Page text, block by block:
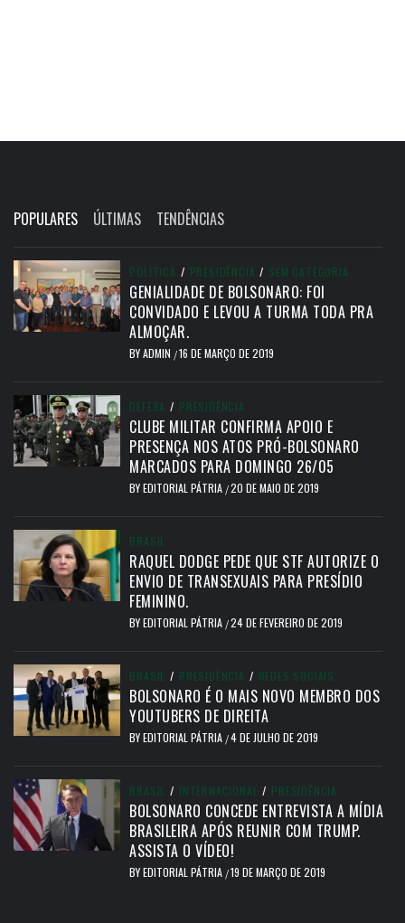
POPULARES ÚLTIMAS TENDÊNCIAS
POLÍTICA / PRESIDÊNCIA / SEM CATEGORIA
GENIALIDADE DE BOLSONARO: FOI
CONVIDADO E LEVOU A TURMA TODA PRA
ALMOÇAR.
BYADMIN /16 DE MARÇO DE 2019
DEFESA / PRESIDÊNCIA
CLUBE MILITAR CONFIRMA APOIO E
PRESENÇA NOS ATOS PRÓ-BOLSONARO
MARCADOS PARA DOMINGO 26/05
BYEDITORIAL PÁTRIA /20 DE MAIO DE 2019
BRASIL
RAQUEL DODGE PEDE QUE STF AUTORIZE O
ENVIO DE TRANSEXUAIS PARA PRESÍDIO
FEMININO.
BYEDITORIAL PÁTRIA /24 DE FEVEREIRO DE 2019
BRASIL / PRESIDÊNCIA / REDES SOCIAIS
BOLSONARO É O MAIS NOVO MEMBRO DOS
YOUTUBERS DE DIREITA
BYEDITORIAL PÁTRIA /4 DE JULHO DE 2019
BRASIL / INTERNACIONAL / PRESIDÊNCIA
BOLSONARO CONCEDE ENTREVISTA A MÍDIA
BRASILEIRA APÓS REUNIR COM TRUMP.
ASSISTA O VÍDEO!
BYEDITORIAL PÁTRIA /19 DE MARÇO DE 2019